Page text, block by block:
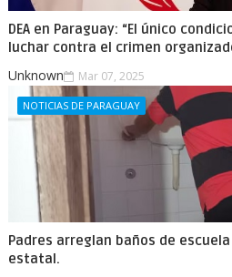
DEA en Paraguay: “El único
luchar contra el crimen
Unknown Mar 07, 2025
NOTICIAS DE PARAGUAY
Padres arreglan baños de
estatal.